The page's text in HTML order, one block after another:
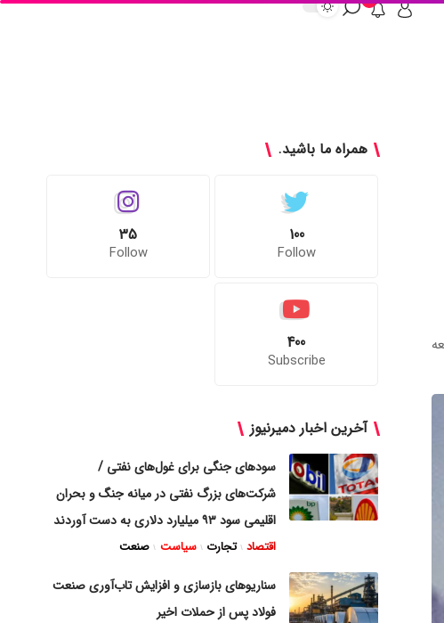
همراه ما باشید.
100
Follow
35
Follow
400
Subscribe
آخرین اخبار دمیرنیوز
سودهای جنگی برای غول‌های نفتی /
شرکت‌های بزرگ نفتی در میانه جنگ و بحران
اقلیمی سود ۹۳ میلیارد دلاری به دست آوردند
اقتصاد تجارت سیاست صنعت
سناریوهای بازسازی و افزایش تاب‌آوری صنعت
فولاد پس از حملات اخیر